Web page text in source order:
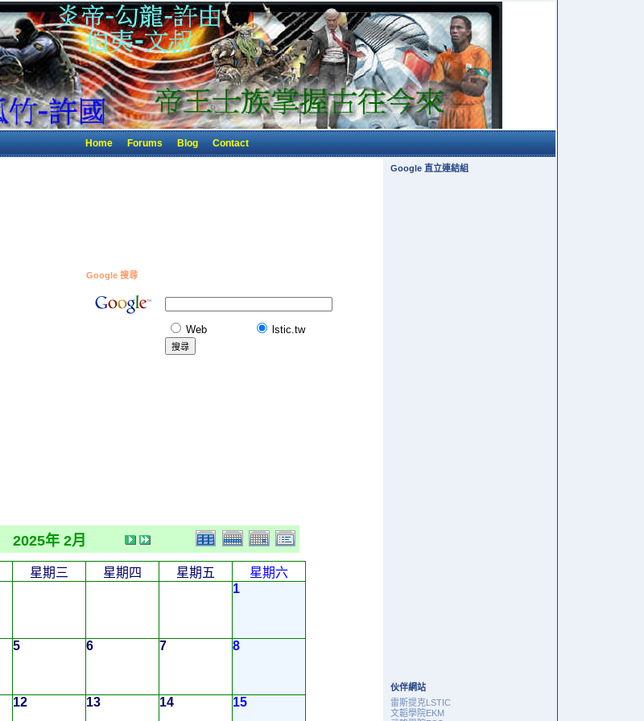
Home Forums Blog Contact
Google 搜尋
Web lstic.tw
2025年 2月
星期三 星期四 星期五
星期六
1
5 6 7 8
12 13 14 15
Google 直立連結組
伙伴網站
雷斯提克LSTIC
文韜學院EKM